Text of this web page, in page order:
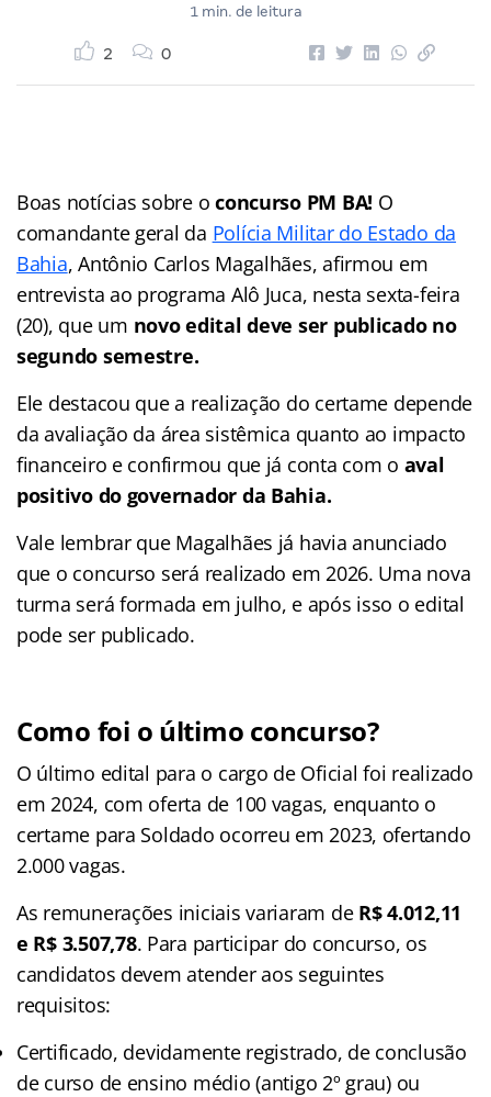
1 min. de leitura
2 0
Boas notícias sobre oconcurso PM BA! O
comandante geral da Polícia Militar do Estado da
Bahia, Antônio Carlos Magalhães, afirmou em
entrevista ao programa Alô Juca, nesta sexta-feira
(20), que um novo edital deve ser publicado no
segundo semestre.
Ele destacou que a realização do certame depende
da avaliação da área sistêmica quanto ao impacto
financeiro e confirmou que já conta com o aval
positivo do governador da Bahia.
Vale lembrar que Magalhães já havia anunciado
que o concurso será realizado em 2026. Uma nova
turma será formada em julho, e após isso o edital
pode ser publicado.
Como foi o último concurso?
O último edital para o cargo de Oficial foi realizado
em 2024, com oferta de 100 vagas, enquanto o
certame para Soldado ocorreu em 2023, ofertando
2.000 vagas.
As remunerações iniciais variaram de R$ 4.012,11
e R$ 3.507,78. Para participar do concurso, os
candidatos devem atender aos seguintes
requisitos:
Certificado, devidamente registrado, de conclusão
de curso de ensino médio (antigo 2º grau) ou